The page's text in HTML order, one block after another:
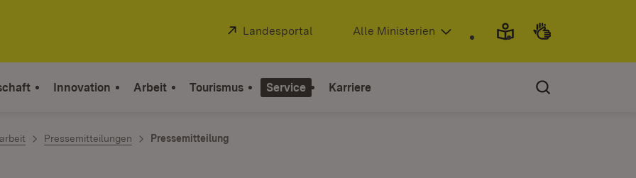
Extern:
Landesportal (Öffnet in neuem Fenster)
Alle Ministerien
Innovation Arbeit Tourismus Service Karriere
Pressemitteilungen Pressemitteilung